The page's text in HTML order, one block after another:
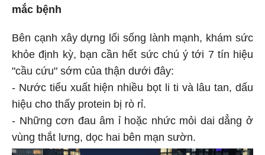
mắc bệnh
Bên cạnh xây dựng lối sống lành mạnh, khám sức
khỏe định kỳ, bạn cần hết sức chú ý tới 7 tín hiệu
"cầu cứu" sớm của thận dưới đây:
- Nước tiểu xuất hiện nhiều bọt li ti và lâu tan, dấu
hiệu cho thấy protein bị rò rỉ.
- Những cơn đau âm ỉ hoặc nhức mỏi dai dẳng ở
vùng thắt lưng, dọc hai bên mạn sườn.